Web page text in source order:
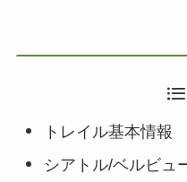
トレイル基本情報
シアトル/ベルビュ